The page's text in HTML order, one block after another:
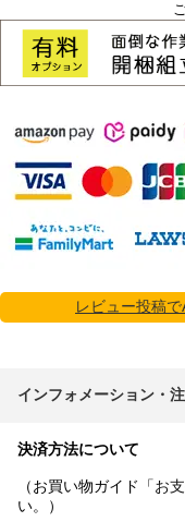
レビュー投稿
インフォメーション・
決済方法について
（お買い物ガイド「お
い。）